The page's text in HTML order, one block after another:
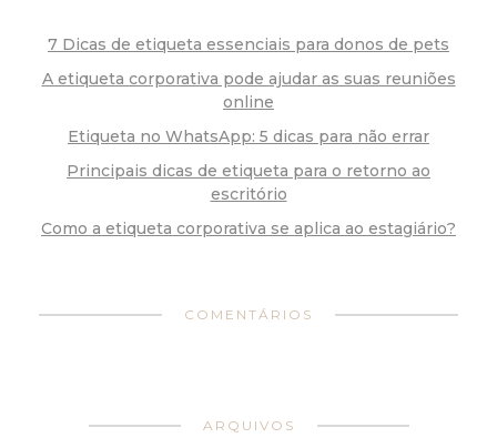
7 Dicas de etiqueta essenciais para donos de pets
A etiqueta corporativa pode ajudar as suas reuniões
online
Etiqueta no WhatsApp: 5 dicas para não errar
Principais dicas de etiqueta para o retorno ao
escritório
Como a etiqueta corporativa se aplica ao estagiário?
COMENTÁRIOS
ARQUIVOS